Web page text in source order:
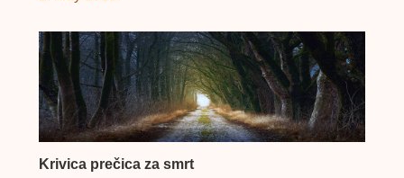
Krivica prečica za smrt